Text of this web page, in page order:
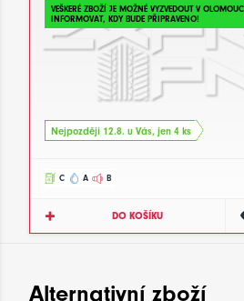
VEŠKERÉ ZBOŽÍ JE MOŽNÉ VYZVEDOUT V
INFORMOVAT, KDY BUDE PŘIPRAVENO!
Nejpozději 12.8. u Vás, jen 4 ks
C A B
DO KOŠÍKU
Alternativní zboží